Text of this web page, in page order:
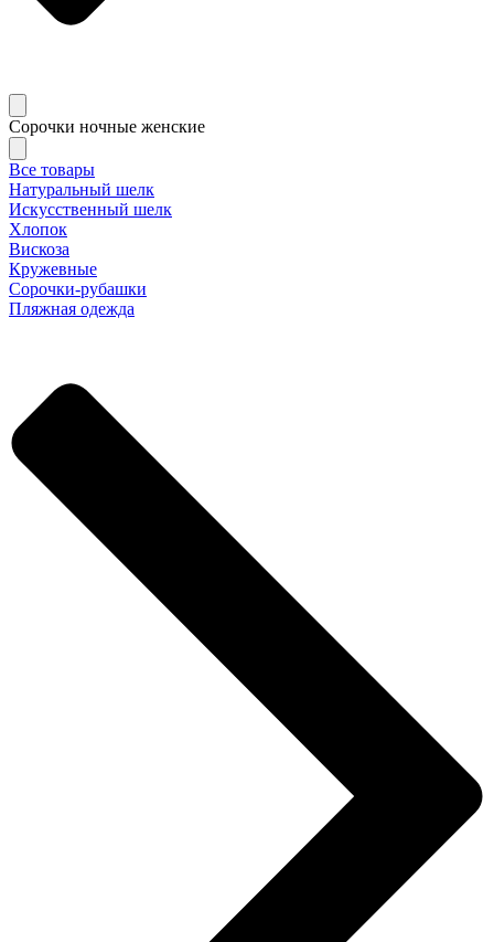
Сорочки ночные женские
Все товары
Натуральный шелк
Искусственный шелк
Хлопок
Вискоза
Кружевные
Сорочки-рубашки
Пляжная одежда